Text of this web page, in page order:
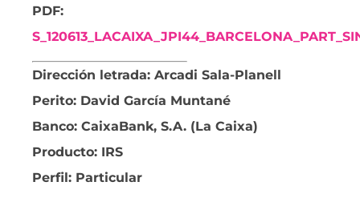
PDF:
Dirección letrada: Arcadi Sala-Planell
Perito: David García Muntané
Banco: CaixaBank, S.A. (La Caixa)
Producto: IRS
Perfil: Particular